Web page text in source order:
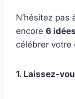
N’hésitez pas
encore 6
célébrer votre
1. Laissez-